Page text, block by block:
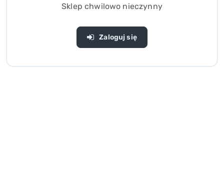
Sklep chwilowo nieczynny
Zaloguj się